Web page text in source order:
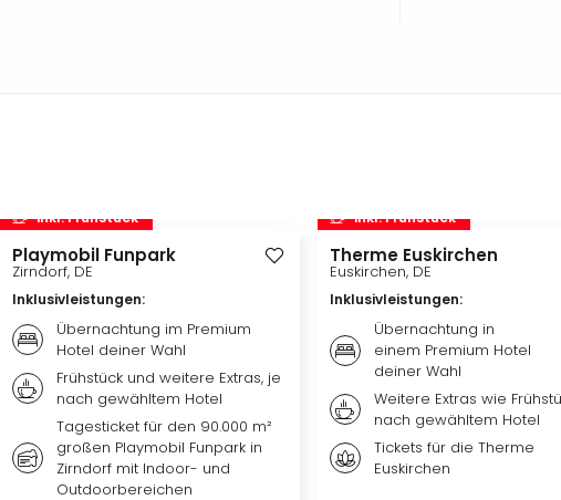
inkl. Frühstück
Playmobil Funpark
Zirndorf, DE
Inklusivleistungen:
Übernachtung im Premium
Hotel deiner Wahl
Frühstück und weitere Extras, je
nach gewähltem Hotel
Tagesticket für den 90.000 m²
großen Playmobil Funpark in
Zirndorf mit Indoor- und
Outdoorbereichen
inkl. Frühstück
Therme Euskirchen
Euskirchen, DE
Inklusivleistungen:
Übernachtung in
einem Premium Hotel
deiner Wahl
Weitere Extras wie
nach gewähltem Hotel
Tickets für die Therme
Euskirchen